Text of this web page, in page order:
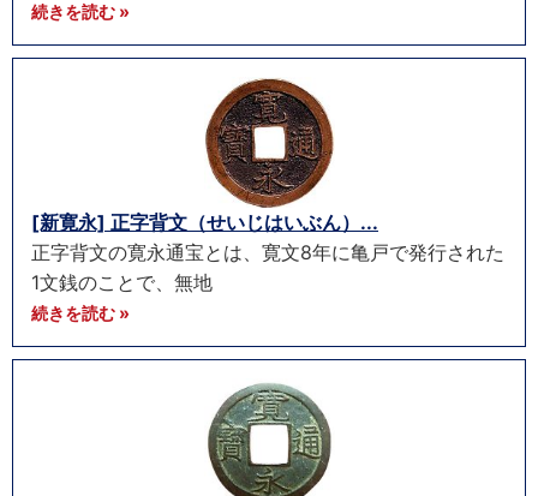
続きを読む »
[新寛永] 正字背文（せいじはいぶん）...
正字背文の寛永通宝とは、寛文8年に亀戸で発行された
1文銭のことで、無地
続きを読む »